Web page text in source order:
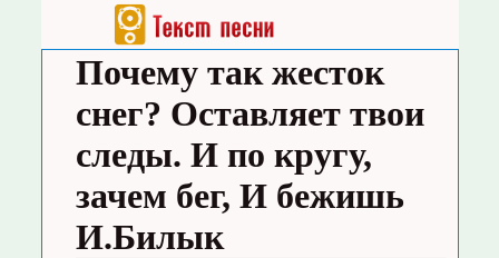
Почему так жесток
снег? Оставляет твои
следы. И по кругу,
зачем бег, И бежишь
И.Билык